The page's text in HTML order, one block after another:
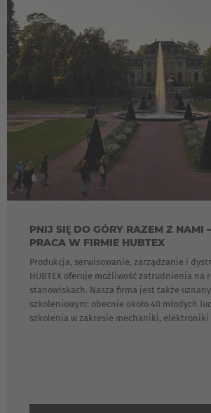
PNIJ SIĘ DO GÓRY RAZEM Z NAMI
PRACA W FIRMIE HUBTEX
Produkcja, serwisowanie, zarządzanie i
HUBTEX oferuje możliwość zatrudnienia na
stanowiskach. Nasza firma jest także
szkoleniowym: obecnie około 40 młodych
szkolenia w zakresie mechaniki, elektroniki